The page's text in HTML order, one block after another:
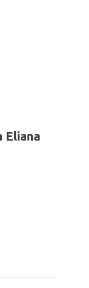
Eliana